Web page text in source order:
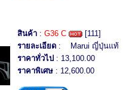
สินค้า : G36 C
[111]
รายละเอียด : Marui ญี่ปุ่นแท้
ราคาทั่วไป : 13,100.00
ราคาพิเศษ : 12,600.00